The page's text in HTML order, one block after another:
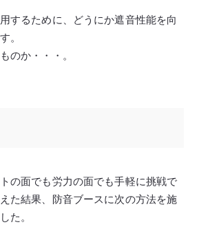
するために、どうにか遮音性能を向
。
のか・・・。
の面でも労力の面でも手軽に挑戦で
た結果、防音ブースに次の方法を施
た。